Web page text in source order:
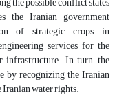
the Iranian government
of strategic crops in
services for the
infrastructure. In turn, the
by recognizing the Iranian
water rights.